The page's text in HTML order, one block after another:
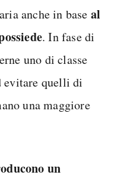
anche in base al
. In fase di
uno di classe
evitare quelli di
una maggiore
un